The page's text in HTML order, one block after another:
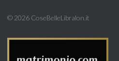
© 2026 CoseBelleLibralon.it